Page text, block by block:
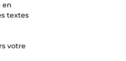
en
textes
votre